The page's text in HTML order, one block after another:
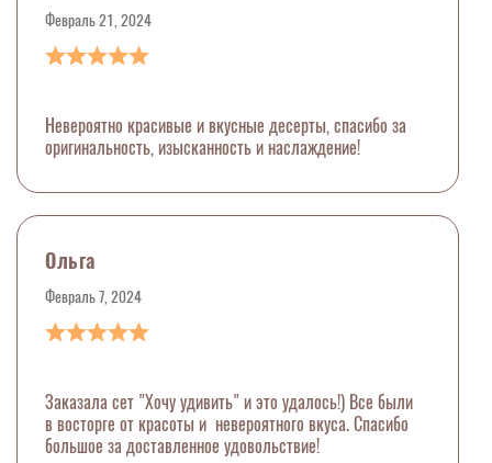
Февраль 21, 2024
Невероятно красивые и вкусные десерты, спасибо за
оригинальность, изысканность и наслаждение!
Ольга
Февраль 7, 2024
Заказала сет "Хочу удивить" и это удалось!) Все были
в восторге от красоты и невероятного вкуса. Спасибо
большое за доставленное удовольствие!